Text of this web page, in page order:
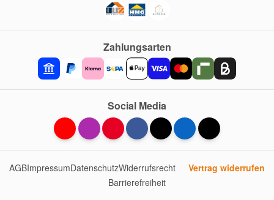
Zahlungsarten
Social Media
AGBImpressumDatenschutzWiderrufsrecht
Vertrag widerrufen
Barrierefreiheit